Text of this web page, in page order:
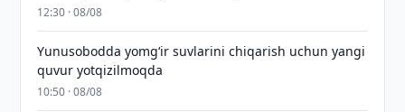
12:30 · 08/08
Yunusobodda yomg‘ir suvlarini chiqarish uchun yangi
quvur yotqizilmoqda
10:50 · 08/08